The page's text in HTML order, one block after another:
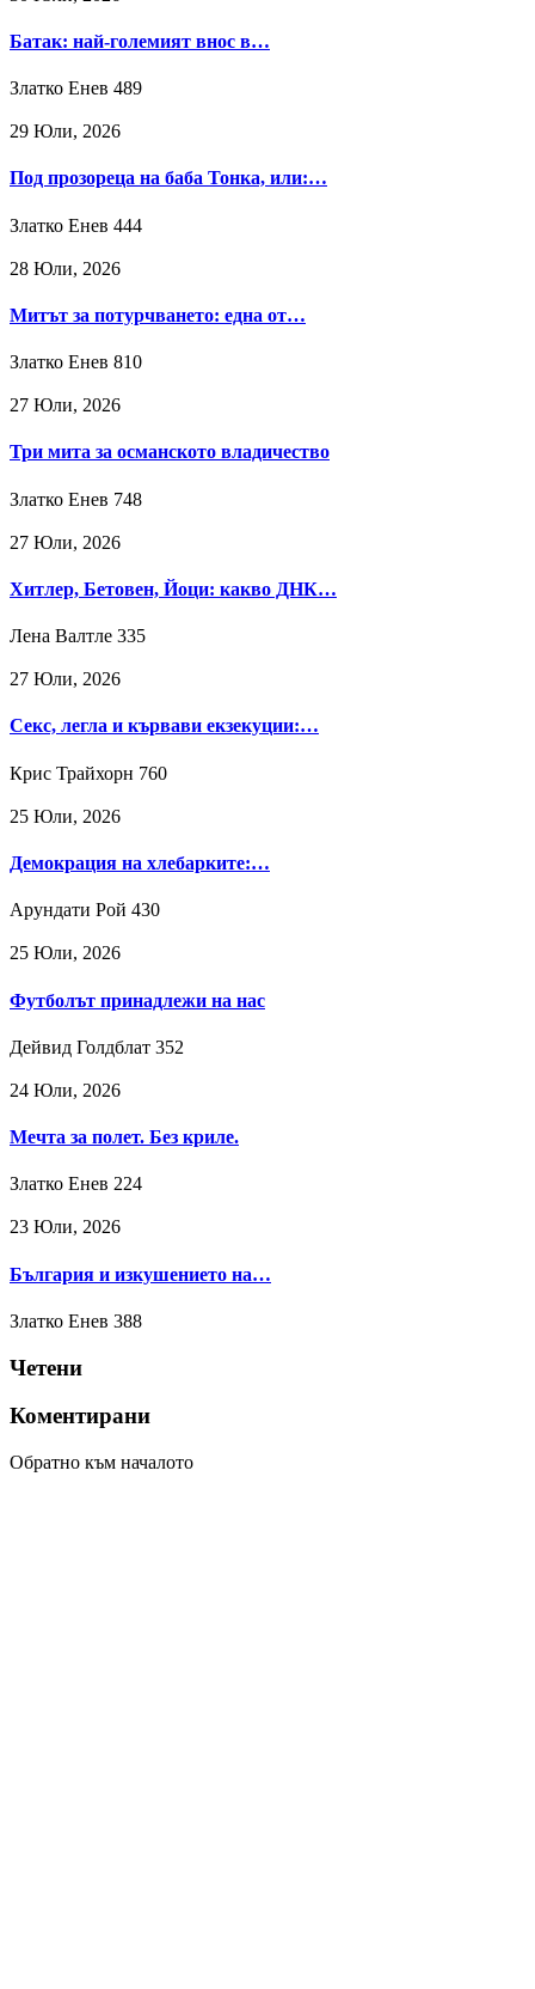
Батак: най-големият внос в…
Златко Енев 489
29 Юли, 2026
Под прозореца на баба Тонка, или:…
Златко Енев 444
28 Юли, 2026
Митът за потурчването: една от…
Златко Енев 810
27 Юли, 2026
Три мита за османското владичество
Златко Енев 748
27 Юли, 2026
Хитлер, Бетовен, Йоци: какво ДНК…
Лена Валтле 335
27 Юли, 2026
Секс, легла и кървави екзекуции:…
Крис Трайхорн 760
25 Юли, 2026
Демокрация на хлебарките:…
Арундати Рой 430
25 Юли, 2026
Футболът принадлежи на нас
Дейвид Голдблат 352
24 Юли, 2026
Мечта за полет. Без криле.
Златко Енев 224
23 Юли, 2026
България и изкушението на…
Златко Енев 388
Четени
Коментирани
Обратно към началото